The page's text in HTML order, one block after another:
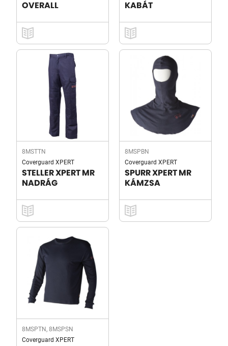
OVERALL
KABÁT
8MSTTN
Coverguard XPERT
STELLER XPERT MR
NADRÁG
8MSPBN
Coverguard XPERT
SPURR XPERT MR
KÁMZSA
8MSPTN, 8MSPSN
Coverguard XPERT